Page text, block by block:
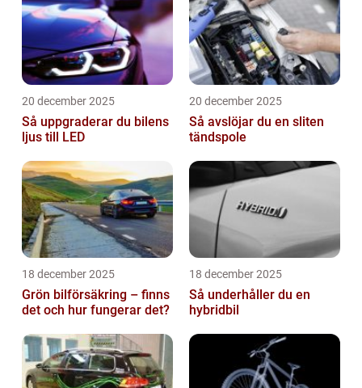
20 december 2025
Så uppgraderar du bilens
ljus till LED
20 december 2025
Så avslöjar du en sliten
tändspole
18 december 2025
Grön bilförsäkring – finns
det och hur fungerar det?
18 december 2025
Så underhåller du en
hybridbil